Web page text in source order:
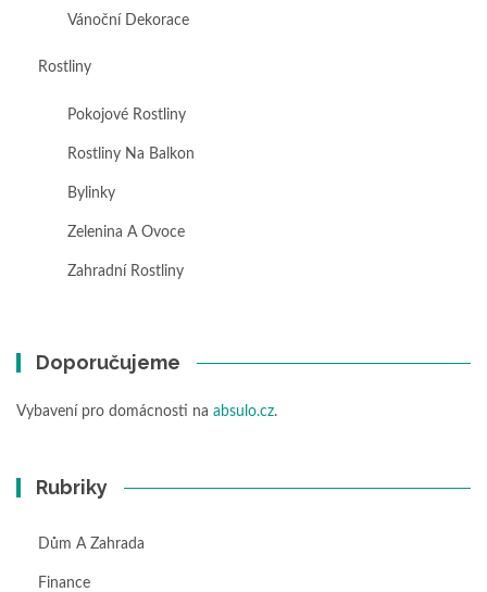
Vánoční Dekorace
Rostliny
Pokojové Rostliny
Rostliny Na Balkon
Bylinky
Zelenina A Ovoce
Zahradní Rostliny
Doporučujeme
Vybavení pro domácnosti na absulo.cz.
Rubriky
Dům A Zahrada
Finance